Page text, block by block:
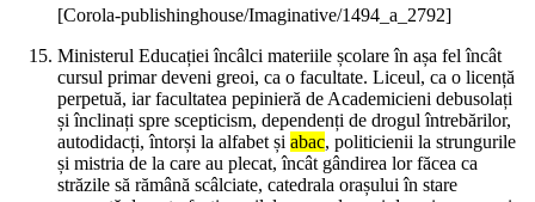
[Corola-publishinghouse/Imaginative/1494_a_2792]
Ministerul Educației încâlci materiile școlare în așa fel încât
cursul primar deveni greoi, ca o facultate. Liceul, ca o licență
perpetuă, iar facultatea pepinieră de Academicieni debusolați
și înclinați spre scepticism, dependenți de drogul întrebărilor,
autodidacți, întorși la alfabet și abac, politicienii la strungurile
și mistria de la care au plecat, încât gândirea lor făcea ca
străzile să rămână scâlciate, catedrala orașului în stare